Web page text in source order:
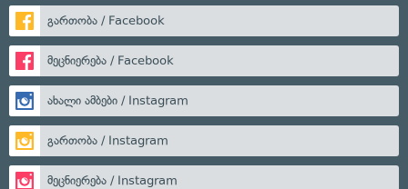
გართობა / Facebook
მეცნიერება / Facebook
ახალი ამბები / Instagram
გართობა / Instagram
მეცნიერება / Instagram